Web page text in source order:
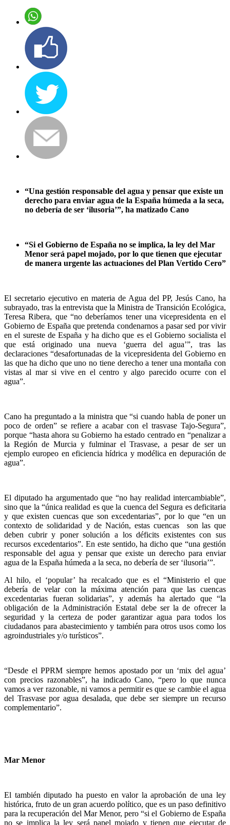
“Una gestión responsable del agua y pensar que existe un
derecho para enviar agua de la España húmeda a la seca,
no debería de ser ‘ilusoria’”, ha matizado Cano
“Si el Gobierno de España no se implica, la ley del Mar
Menor será papel mojado, por lo que tienen que ejecutar
de manera urgente las actuaciones del Plan Vertido Cero”
El secretario ejecutivo en materia de Agua del PP, Jesús Cano, ha
subrayado, tras la entrevista que la Ministra de Transición Ecológica,
Teresa Ribera, que “no deberíamos tener una vicepresidenta en el
Gobierno de España que pretenda condenarnos a pasar sed por vivir
en el sureste de España y ha dicho que es el Gobierno socialista el
que está originado una nueva ‘guerra del agua’”, tras las
declaraciones “desafortunadas de la vicepresidenta del Gobierno en
las que ha dicho que uno no tiene derecho a tener una montaña con
vistas al mar si vive en el centro y algo parecido ocurre con el
agua”.
Cano ha preguntado a la ministra que “si cuando habla de poner un
poco de orden” se refiere a acabar con el trasvase Tajo-Segura”,
porque “hasta ahora su Gobierno ha estado centrado en “penalizar a
la Región de Murcia y fulminar el Trasvase, a pesar de ser un
ejemplo europeo en eficiencia hídrica y modélica en depuración de
agua”.
El diputado ha argumentado que “no hay realidad intercambiable”,
sino que la “única realidad es que la cuenca del Segura es deficitaria
y que existen cuencas que son excedentarias”, por lo que “en un
contexto de solidaridad y de Nación, estas cuencas son las que
deben cubrir y poner solución a los déficits existentes con sus
recursos excedentarios”. En este sentido, ha dicho que “una gestión
responsable del agua y pensar que existe un derecho para enviar
agua de la España húmeda a la seca, no debería de ser ‘ilusoria’”.
Al hilo, el ‘popular’ ha recalcado que es el “Ministerio el que
debería de velar con la máxima atención para que las cuencas
excedentarias fueran solidarias”, y además ha alertado que “la
obligación de la Administración Estatal debe ser la de ofrecer la
seguridad y la certeza de poder garantizar agua para todos los
ciudadanos para abastecimiento y también para otros usos como los
agroindustriales y/o turísticos”.
“Desde el PPRM siempre hemos apostado por un ‘mix del agua’
con precios razonables”, ha indicado Cano, “pero lo que nunca
vamos a ver razonable, ni vamos a permitir es que se cambie el agua
del Trasvase por agua desalada, que debe ser siempre un recurso
complementario”.
Mar Menor
El también diputado ha puesto en valor la aprobación de una ley
histórica, fruto de un gran acuerdo político, que es un paso definitivo
para la recuperación del Mar Menor, pero “si el Gobierno de España
no se implica la ley será papel mojado y tienen que ejecutar de